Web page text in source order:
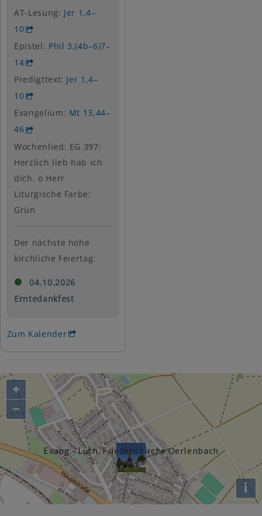
AT-Lesung: Jer 1,4–
10
Epistel: Phil 3,(4b–6)7–
14
Predigttext: Jer 1,4–
10
Evangelium: Mt 13,44–
46
Wochenlied: EG 397:
Herzlich lieb hab ich
dich, o Herr
Liturgische Farbe:
Grün
Der nächste hohe
kirchliche Feiertag:
04.10.2026
Erntedankfest
Zum Kalender
Evang.- Luth. Friedenskirche Oerlenbach
+
−
i